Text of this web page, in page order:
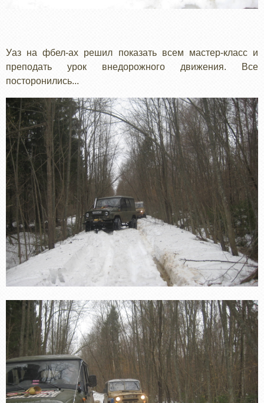
Уаз на фбел-ах решил показать всем мастер-класс и
преподать урок внедорожного движения. Все
посторонились...